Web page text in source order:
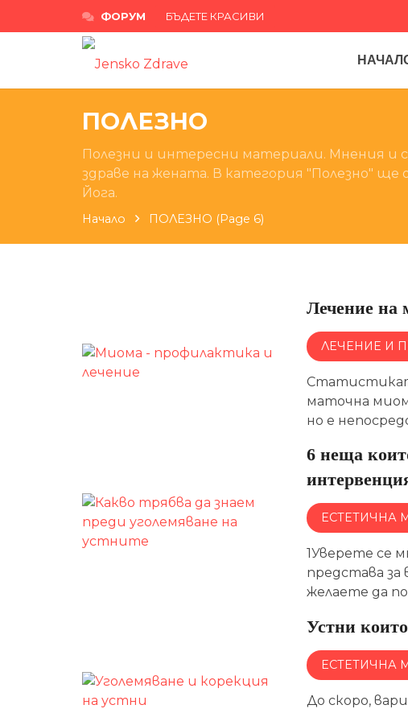
ФОРУМ БЪДЕТЕ КРАСИВИ
ПОЛЕЗНО
Полезни и интересни материали. Мнения и
здраве на жената. В категория "Полезно"
Йога.
Начало ПОЛЕЗНО (Page 6)
Лечение на
ЛЕЧЕНИЕ И
маточна
но е
6 неща
ЕСТЕТИЧНА
1Уверете се
представа за
желаете да
Устни
ЕСТЕТИЧНА
До скоро,